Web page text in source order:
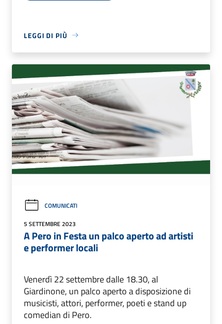
LEGGI DI PIÙ
COMUNICATI
5 SETTEMBRE 2023
A Pero in Festa un palco aperto ad artisti
e performer locali
Venerdì 22 settembre dalle 18.30, al
Giardinone, un palco aperto a disposizione di
musicisti, attori, performer, poeti e stand up
comedian di Pero.